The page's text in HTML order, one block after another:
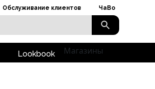
Обслуживание клиентов ЧаВо
Lookbook Магазины